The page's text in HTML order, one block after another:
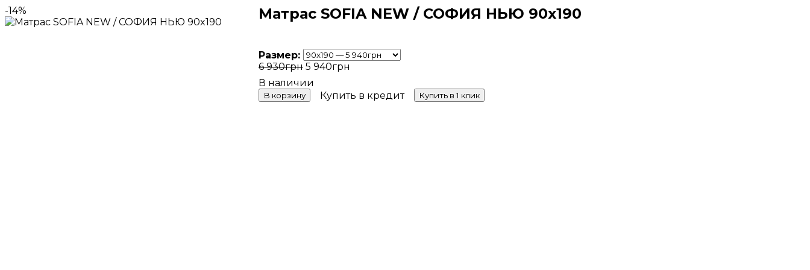
-14% Матрас SOFIA NEW / СОФИЯ НЬЮ 90x190
Размер:
6 930грн 5 940грн
В корзину Купить в кредит Купить в 1 клик